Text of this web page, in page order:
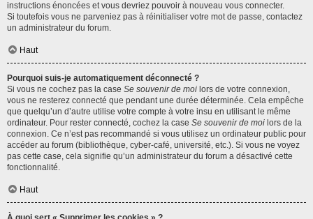
instructions énoncées et vous devriez pouvoir à nouveau vous connecter.
Si toutefois vous ne parveniez pas à réinitialiser votre mot de passe, contactez
un administrateur du forum.
Haut
Pourquoi suis-je automatiquement déconnecté ?
Si vous ne cochez pas la case Se souvenir de moi lors de votre connexion,
vous ne resterez connecté que pendant une durée déterminée. Cela empêche
que quelqu’un d’autre utilise votre compte à votre insu en utilisant le même
ordinateur. Pour rester connecté, cochez la case Se souvenir de moi lors de la
connexion. Ce n’est pas recommandé si vous utilisez un ordinateur public pour
accéder au forum (bibliothèque, cyber-café, université, etc.). Si vous ne voyez
pas cette case, cela signifie qu’un administrateur du forum a désactivé cette
fonctionnalité.
Haut